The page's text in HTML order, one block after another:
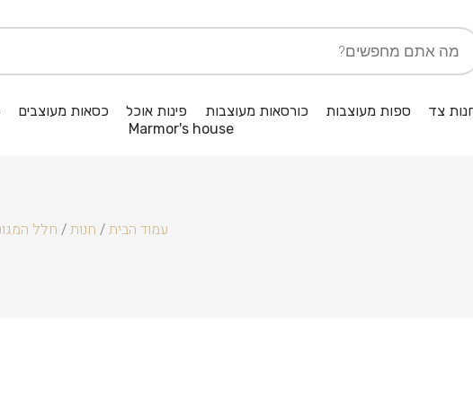
צד ספות מעוצבות כורסאות מעוצבות פינות אוכל כסאות מעוצבים
Marmor's house
עמוד הבית/ חנות/ חלל